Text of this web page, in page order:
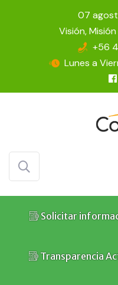
07
Visión,
+56
Lunes a
Solicitar
Transparencia